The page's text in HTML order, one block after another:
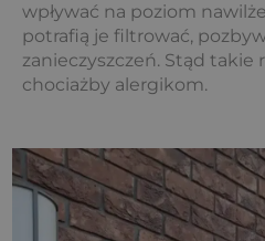
wpływać na poziom
potrafią je filtrować,
zanieczyszczeń. Stąd takie
chociażby alergikom.